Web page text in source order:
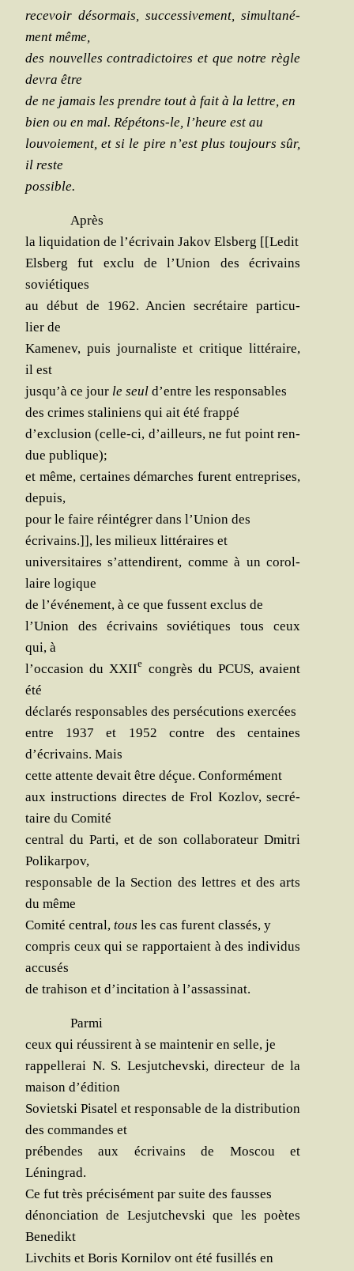
rece­voir désor­mais, suc­ces­si­ve­ment, simul­ta­né­
ment même,
des nou­velles contra­dic­toires et que notre règle
devra être
de ne jamais les prendre tout à fait à la lettre, en
bien ou en mal. Répé­tons-le, l’heure est au
lou­voie­ment, et si le pire n’est plus tou­jours sûr,
il reste
possible.
Après
la liqui­da­tion de l’écrivain Jakov Els­berg [[Ledit
Els­berg fut exclu de l’Union des écri­vains
soviétiques
au début de 1962. Ancien secré­taire par­ti­cu­
lier de
Kame­nev, puis jour­na­liste et cri­tique lit­té­raire,
il est
jusqu’à ce jour le seul d’entre les responsables
des crimes sta­li­niens qui ait été frappé
d’exclusion (celle-ci, d’ailleurs, ne fut point ren­
due publique);
et même, cer­taines démarches furent entre­prises,
depuis,
pour le faire réin­té­grer dans l’Union des
écri­vains.]], les milieux lit­té­raires et
uni­ver­si­taires s’attendirent, comme à un corol­
laire logique
de l’événement, à ce que fussent exclus de
l’Union des écri­vains sovié­tiques tous ceux
qui, à
l’occasion du XXIIe congrès du PCUS, avaient
été
décla­rés res­pon­sables des per­sé­cu­tions exercées
entre 1937 et 1952 contre des cen­taines
d’écrivains. Mais
cette attente devait être déçue. Conformément
aux ins­truc­tions directes de Frol Koz­lov, secré­
taire du Comité
cen­tral du Par­ti, et de son col­la­bo­ra­teur Dmi­tri
Polikarpov,
res­pon­sable de la Sec­tion des lettres et des arts
du même
Comi­té cen­tral, tous les cas furent clas­sés, y
com­pris ceux qui se rap­por­taient à des indi­vi­dus
accusés
de tra­hi­son et d’incitation à l’assassinat.
Par­mi
ceux qui réus­sirent à se main­te­nir en selle, je
rap­pel­le­rai N. S. Les­jut­chevs­ki, direc­teur de la
mai­son d’édition
Soviets­ki Pisa­tel et res­pon­sable de la dis­tri­bu­tion
des com­mandes et
pré­bendes aux écri­vains de Mos­cou et
Léningrad.
Ce fut très pré­ci­sé­ment par suite des fausses
dénon­cia­tion de Les­jut­chevs­ki que les poètes
Benedikt
Liv­chits et Boris Kor­ni­lov ont été fusillés en